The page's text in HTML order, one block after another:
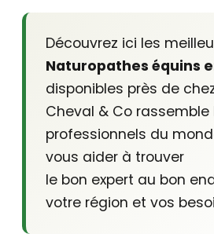
Découvrez ici les
Naturopathes équins
disponibles près de
Cheval & Co rassemble
professionnels du
vous aider à trouver
le bon expert au bon
votre région et vos